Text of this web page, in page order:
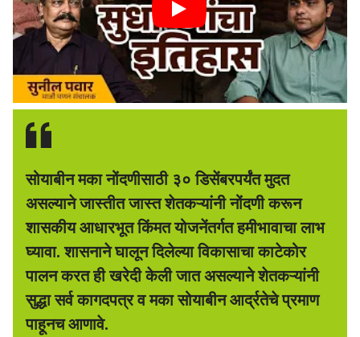
सोयाबीन मका नोंदणीसाठी ३० डिसेंबरपर्यंत मुदत
असल्याने जास्तीत जास्त शेतकऱ्यांनी नोंदणी करून
शासकीय आधारभूत किंमत योजनेंतर्गत हमीभावाचा लाभ
घ्यावा. शासनाने घालून दिलेल्या विकासाचा काटेकोर
पालन करत ही खरेदी केली जात असल्याने शेतकऱ्यांनी
सुद्धा सर्व कागदपत्र व मका सोयाबीन आर्द्रतेचे प्रमाण
पाहूनच आणावे.